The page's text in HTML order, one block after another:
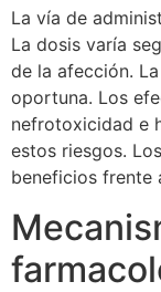
La vía de
La dosis varía
de la afección.
oportuna. Los
nefrotoxicidad e
estos riesgos.
beneficios frente